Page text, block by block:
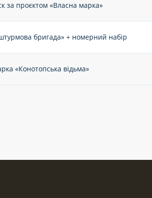
за проєктом «Власна марка»
бригада» + номерний набір
«Конотопська відьма»